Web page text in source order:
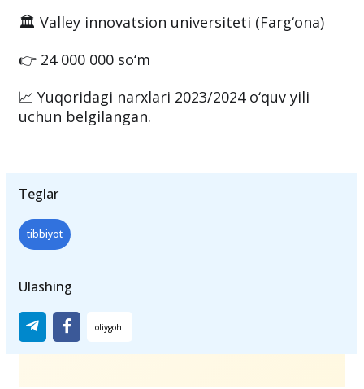
🏛 Valley innovatsion universiteti (Farg‘ona)
👉 24 000 000 so‘m
📈 Yuqoridagi narxlari 2023/2024 o‘quv yili
uchun belgilangan.
Teglar
tibbiyot
Ulashing